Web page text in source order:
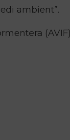
ambient”.